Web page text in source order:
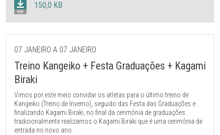
150,0 KB
07 JANEIRO A 07 JANEIRO
Treino Kangeiko + Festa Graduações + Kagami
Biraki
Vimos por este meio convidar os atletas para o último treino de
Kangeiko (Treino de Inverno), seguido das Festa das Graduações e
finalizando Kagami Biraki, no final da cerimónia de graduações
tradicionalmente realizamos o Kagami Biraki que é uma cerimónia de
entrada no novo ano.